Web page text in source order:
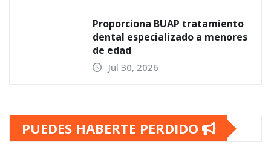
Proporciona BUAP tratamiento
dental especializado a menores
de edad
Jul 30, 2026
PUEDES HABERTE PERDIDO